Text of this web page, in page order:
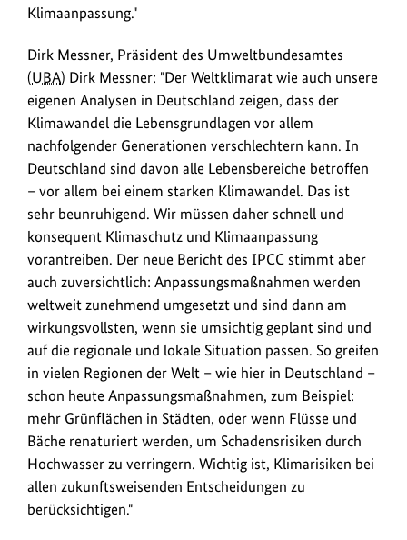
Klimaanpassung."
Dirk Messner, Präsident des Umweltbundesamtes
(UBA) Dirk Messner: "Der Weltklimarat wie auch unsere
eigenen Analysen in Deutschland zeigen, dass der
Klimawandel die Lebensgrundlagen vor allem
nachfolgender Generationen verschlechtern kann. In
Deutschland sind davon alle Lebensbereiche betroffen
– vor allem bei einem starken Klimawandel. Das ist
sehr beunruhigend. Wir müssen daher schnell und
konsequent Klimaschutz und Klimaanpassung
vorantreiben. Der neue Bericht des IPCC stimmt aber
auch zuversichtlich: Anpassungsmaßnahmen werden
weltweit zunehmend umgesetzt und sind dann am
wirkungsvollsten, wenn sie umsichtig geplant sind und
auf die regionale und lokale Situation passen. So greifen
in vielen Regionen der Welt – wie hier in Deutschland –
schon heute Anpassungsmaßnahmen, zum Beispiel:
mehr Grünflächen in Städten, oder wenn Flüsse und
Bäche renaturiert werden, um Schadensrisiken durch
Hochwasser zu verringern. Wichtig ist, Klimarisiken bei
allen zukunftsweisenden Entscheidungen zu
berücksichtigen."